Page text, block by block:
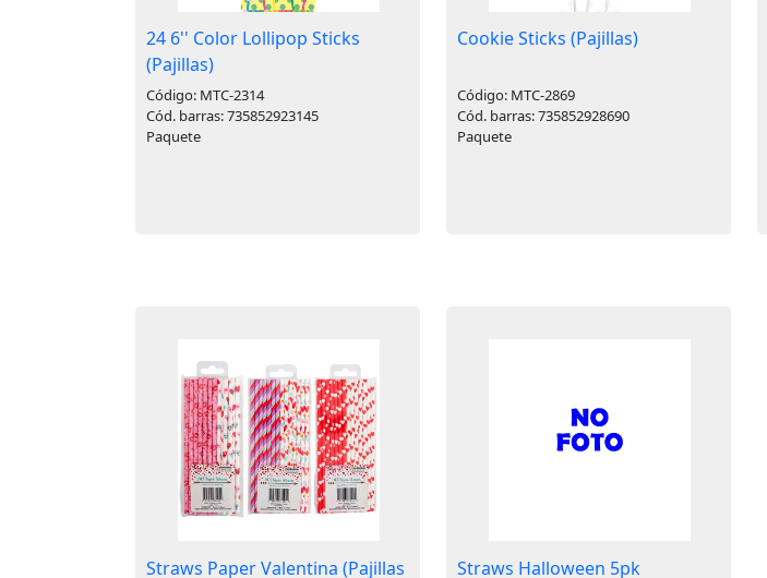
24 6'' Color Lollipop Sticks
(Pajillas)
Código: MTC-2314
Cód. barras: 735852923145
Paquete
Cookie Sticks (Pajillas)
Código: MTC-2869
Cód. barras: 735852928690
Paquete
Straws Paper Valentina (Pajillas Straws Halloween 5pk